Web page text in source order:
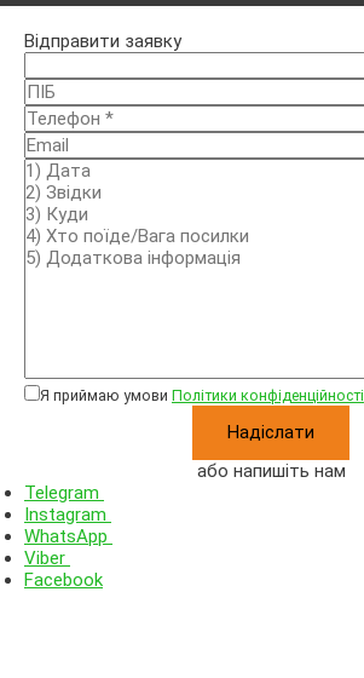
Відправити заявку
Я приймаю умови Політики конфіденційності
або напишіть нам
Telegram
Instagram
WhatsApp
Viber
Facebook